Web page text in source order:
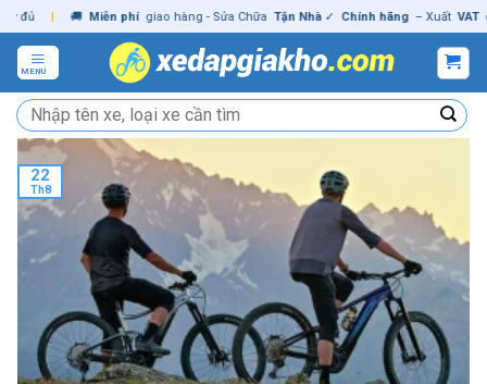
Skip
to
content
| 🚚 Miễn phí giao hàng - Sửa Chữa Tận Nhà ✓ Chính hãng – Xuất VAT đầy
MENU
Tìm
kiếm:
22
Th8